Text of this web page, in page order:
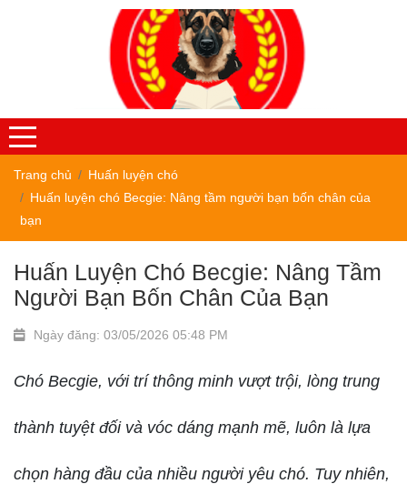
Trang chủ
Huấn luyện chó
Huấn luyện chó Becgie: Nâng tầm người bạn bốn chân của
bạn
Huấn Luyện Chó Becgie: Nâng Tầm
Người Bạn Bốn Chân Của Bạn
Ngày đăng: 03/05/2026 05:48 PM
Chó Becgie, với trí thông minh vượt trội, lòng trung
thành tuyệt đối và vóc dáng mạnh mẽ, luôn là lựa
chọn hàng đầu của nhiều người yêu chó. Tuy nhiên,